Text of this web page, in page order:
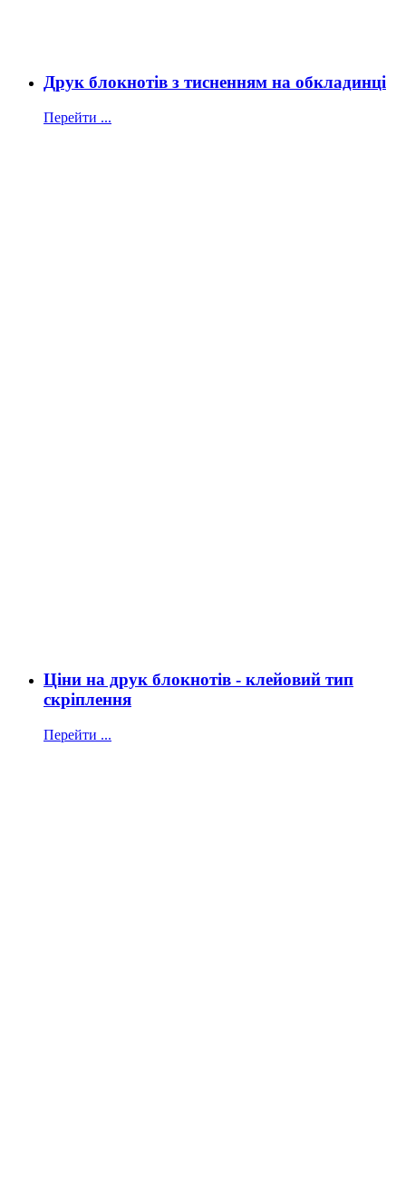
Друк блокнотів з тисненням на обкладинці
Перейти ...
Ціни на друк блокнотів - клейовий тип
скріплення
Перейти ...